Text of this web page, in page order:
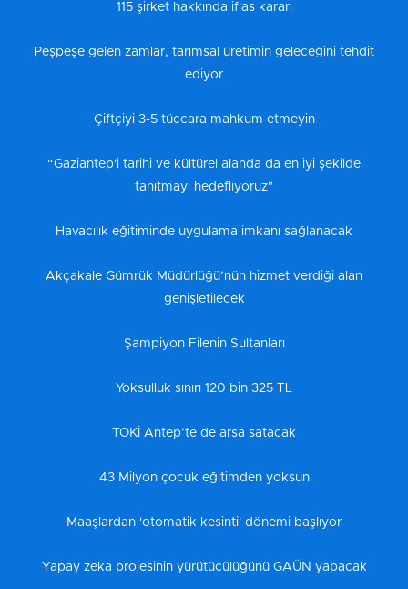
115 şirket hakkında iflas kararı
Peşpeşe gelen zamlar, tarımsal üretimin geleceğini tehdit
ediyor
Çiftçiyi 3-5 tüccara mahkum etmeyin
“Gaziantep'i tarihi ve kültürel alanda da en iyi şekilde
tanıtmayı hedefliyoruz"
Havacılık eğitiminde uygulama imkanı sağlanacak
Akçakale Gümrük Müdürlüğü’nün hizmet verdiği alan
genişletilecek
Şampiyon Filenin Sultanları
Yoksulluk sınırı 120 bin 325 TL
TOKİ Antep’te de arsa satacak
43 Milyon çocuk eğitimden yoksun
Maaşlardan 'otomatik kesinti' dönemi başlıyor
Yapay zeka projesinin yürütücülüğünü GAÜN yapacak